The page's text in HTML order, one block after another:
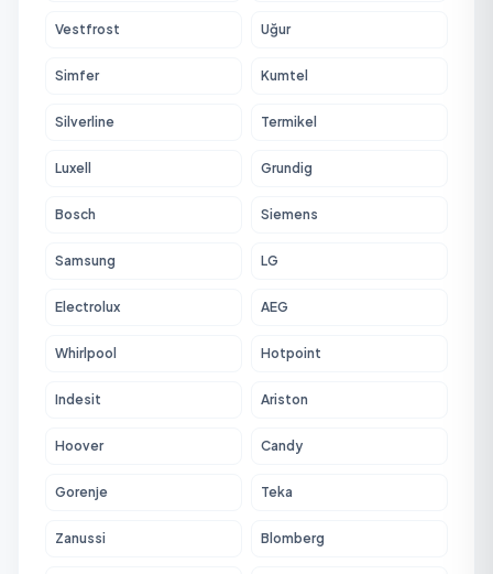
Vestfrost Uğur
Simfer Kumtel
Silverline Termikel
Luxell Grundig
Bosch Siemens
Samsung LG
Electrolux AEG
Whirlpool Hotpoint
Indesit Ariston
Hoover Candy
Gorenje Teka
Zanussi Blomberg